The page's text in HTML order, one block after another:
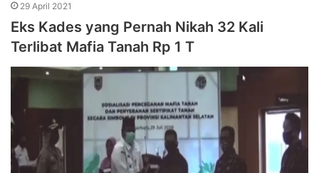
29 April 2021
Eks Kades yang Pernah Nikah 32 Kali
Terlibat Mafia Tanah Rp 1 T